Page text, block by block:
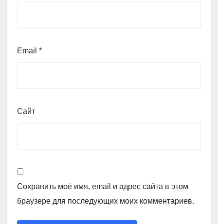
Email *
Сайт
Сохранить моё имя, email и адрес сайта в этом
браузере для последующих моих комментариев.